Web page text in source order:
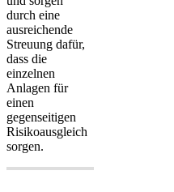
durch eine
ausreichende
Streuung dafür,
dass die
einzelnen
Anlagen für
einen
gegenseitigen
Risikoausgleich
sorgen.